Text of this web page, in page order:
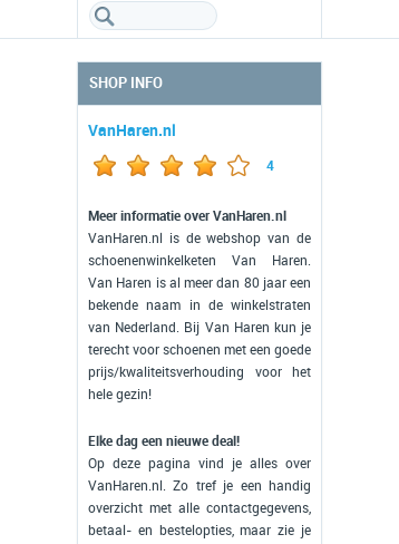
SHOP INFO
VanHaren.nl
4
Meer informatie over VanHaren.nl
VanHaren.nl is de webshop van de
schoenenwinkelketen Van Haren.
Van Haren is al meer dan 80 jaar een
bekende naam in de winkelstraten
van Nederland. Bij Van Haren kun je
terecht voor schoenen met een goede
prijs/kwaliteitsverhouding voor het
hele gezin!
Elke dag een nieuwe deal!
Op deze pagina vind je alles over
VanHaren.nl. Zo tref je een handig
overzicht met alle contactgegevens,
betaal- en bestelopties, maar zie je